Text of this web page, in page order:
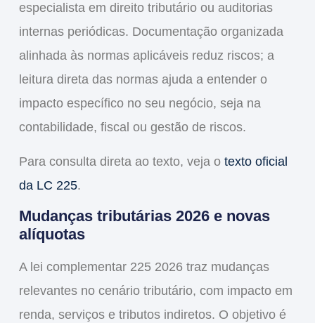
especialista em direito tributário ou auditorias
internas periódicas. Documentação organizada
alinhada às normas aplicáveis reduz riscos; a
leitura direta das normas ajuda a entender o
impacto específico no seu negócio, seja na
contabilidade, fiscal ou gestão de riscos.
Para consulta direta ao texto, veja o texto oficial
da LC 225.
Mudanças tributárias 2026 e novas
alíquotas
A lei complementar 225 2026traz mudanças
relevantes no cenário tributário, com impacto em
renda, serviços e tributos indiretos. O objetivo é